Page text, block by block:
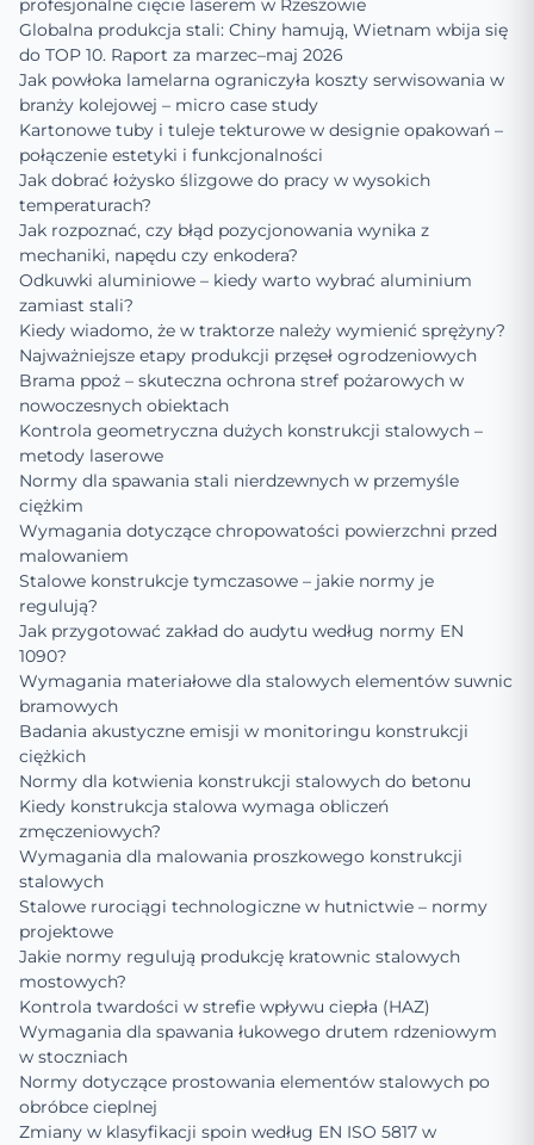
profesjonalne cięcie laserem w Rzeszowie
Globalna produkcja stali: Chiny hamują, Wietnam wbija się
do TOP 10. Raport za marzec–maj 2026
Jak powłoka lamelarna ograniczyła koszty serwisowania w
branży kolejowej – micro case study
Kartonowe tuby i tuleje tekturowe w designie opakowań –
połączenie estetyki i funkcjonalności
Jak dobrać łożysko ślizgowe do pracy w wysokich
temperaturach?
Jak rozpoznać, czy błąd pozycjonowania wynika z
mechaniki, napędu czy enkodera?
Odkuwki aluminiowe – kiedy warto wybrać aluminium
zamiast stali?
Kiedy wiadomo, że w traktorze należy wymienić sprężyny?
Najważniejsze etapy produkcji przęseł ogrodzeniowych
Brama ppoż – skuteczna ochrona stref pożarowych w
nowoczesnych obiektach
Kontrola geometryczna dużych konstrukcji stalowych –
metody laserowe
Normy dla spawania stali nierdzewnych w przemyśle
ciężkim
Wymagania dotyczące chropowatości powierzchni przed
malowaniem
Stalowe konstrukcje tymczasowe – jakie normy je
regulują?
Jak przygotować zakład do audytu według normy EN
1090?
Wymagania materiałowe dla stalowych elementów suwnic
bramowych
Badania akustyczne emisji w monitoringu konstrukcji
ciężkich
Normy dla kotwienia konstrukcji stalowych do betonu
Kiedy konstrukcja stalowa wymaga obliczeń
zmęczeniowych?
Wymagania dla malowania proszkowego konstrukcji
stalowych
Stalowe rurociągi technologiczne w hutnictwie – normy
projektowe
Jakie normy regulują produkcję kratownic stalowych
mostowych?
Kontrola twardości w strefie wpływu ciepła (HAZ)
Wymagania dla spawania łukowego drutem rdzeniowym
w stoczniach
Normy dotyczące prostowania elementów stalowych po
obróbce cieplnej
Zmiany w klasyfikacji spoin według EN ISO 5817 w